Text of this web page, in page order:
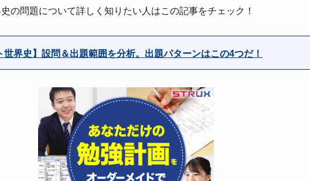
の問題について詳しく知りたい人はこの記事をチェック！
世界史】設問＆出題範囲を分析。出題パターンはこの4つだ！